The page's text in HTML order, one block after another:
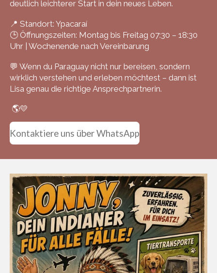
deutlich leichterer Start in dein neues Leben.
📍 Standort: Ypacaraí
🕒 Öffnungszeiten: Montag bis Freitag 07:30 – 18:30
Uhr | Wochenende nach Vereinbarung
💬 Wenn du Paraguay nicht nur bereisen, sondern
wirklich verstehen und erleben möchtest – dann ist
Lisa genau die richtige Ansprechpartnerin.
🌎💛
Kontaktiere uns über WhatsApp